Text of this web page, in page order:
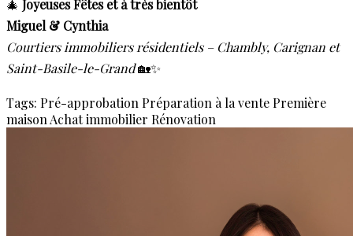
🎄 Joyeuses Fêtes et à très bientôt
Miguel & Cynthia
Courtiers immobiliers résidentiels – Chambly, Carignan et
Saint-Basile-le-Grand🏡✨
Tags: Pré-approbation Préparation à la vente Première
maison Achat immobilier Rénovation